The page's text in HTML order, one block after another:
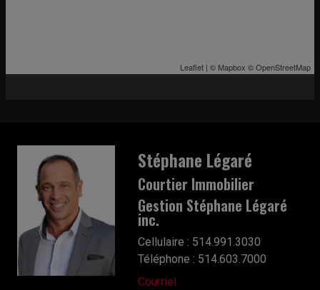
Leaflet | © Mapbox ©OpenStreetMap
Stéphane Légaré
Courtier Immobilier
Gestion Stéphane Légaré
inc.
Cellulaire : 514.991.3030
Téléphone : 514.603.7000
Courriel